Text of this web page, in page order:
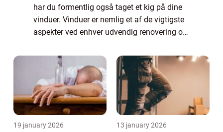
har du formentlig også taget et kig på dine
vinduer. Vinduer er nemlig et af de vigtigste
aspekter ved enhver udvendig renovering og
udskiftning. Nye vinduer k...
19 january 2026 13 january 2026